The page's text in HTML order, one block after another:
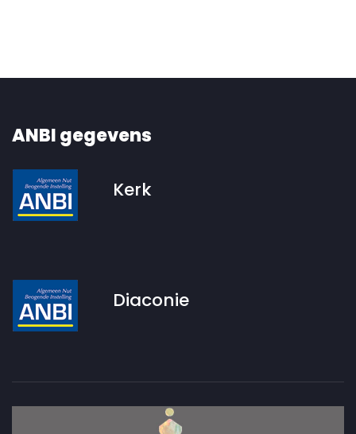
ANBI gegevens
Kerk
Diaconie